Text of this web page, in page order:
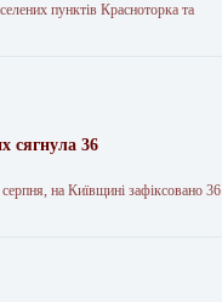
пунктів Красноторка та
сягнула 36
на Київщині зафіксовано 36